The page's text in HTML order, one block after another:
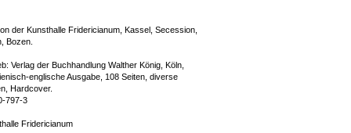
der Kunsthalle Fridericianum, Kassel, Secession,
Bozen.
Verlag der Buchhandlung Walther König, Köln,
englische Ausgabe, 108 Seiten, diverse
Hardcover.
797-3
Fridericianum